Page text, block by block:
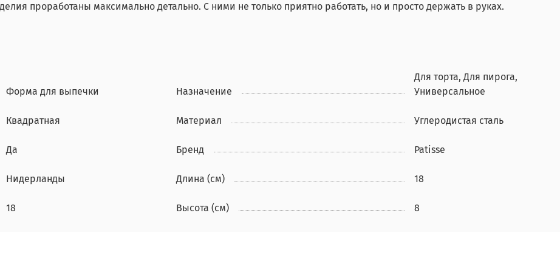
проработаны максимально детально. С ними не только приятно работать, но и просто держать в руках.
Форма для выпечки Назначение
Для торта, Для пирога,
Универсальное
Квадратная Материал Углеродистая сталь
Да Бренд Patisse
Нидерланды Длина (см) 18
18 Высота (см) 8